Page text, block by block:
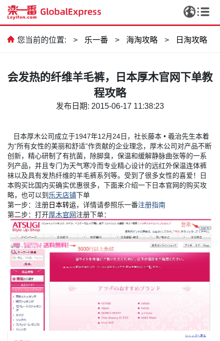
您当前的位置: > 乐一番 > 海淘攻略 > 日淘攻略
会发热的纤维羊毛裤，日本厚木官网下单教
程攻略
发布日期: 2015-06-17 11:38:23
日本厚木公司成立于1947年12月24日，社长藤本 • 羲治先生本着
为“所有女性的美丽和舒适”作贡献的企业理念，厚木公司对产品不断
创新，精心研制了有抗菌，除脚臭，保温和缓解静脉曲张等的一系
列产品，并且专门为天气寒冷而专业精心设计的远红外保温连体裤
袜以及具有发热纤维的羊毛裤系列等。受到了很多女性的喜爱！日
本购买比国内买确实优惠很多，下面来介绍一下日本官网的购买攻
略，也可以到 乐天店铺下单
第一步：注册日本转运，详情请参照乐一番注册指南
第二步：打开厚木官网注册下单：